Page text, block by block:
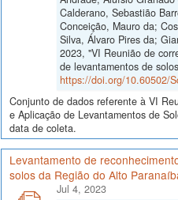
Calderano, Sebastião
Conceição, Mauro da;
Silva, Álvaro Pires da;
2023, "VI Reunião de
de levantamentos de
https://doi.org/10.60502/
Conjunto de dados referente à VI
e Aplicação de Levantamentos de
data de coleta.
Levantamento de
solos da Região do Alto
Jul 4, 2023